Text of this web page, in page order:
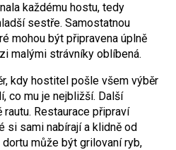
každému hostu, tedy
sestře. Samostatnou
mohou být připravena úplně
malými strávníky oblíbená.
kdy hostitel pošle všem výběr
co mu je nejbližší. Další
Restaurace připraví
si sami nabírají a klidně od
může být grilovaní ryb,